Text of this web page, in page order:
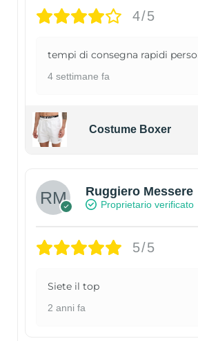
4/5
tempi di consegna rapidi
4 settimane fa
Costume Boxer
Ruggiero Messere
Proprietario verificato
5/5
Siete il top
2 anni fa